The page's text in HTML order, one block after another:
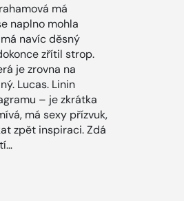
má
naplno mohla
navíc děsný
zřítil strop.
je zrovna na
Lucas. Linin
– je zkrátka
má sexy přízvuk,
zpět inspiraci. Zdá